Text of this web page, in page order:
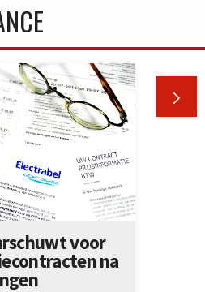

voor
na